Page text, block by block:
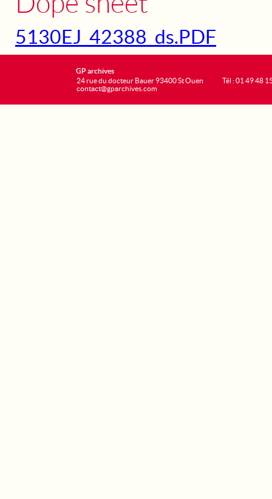
5130EJ_42388_ds.PDF
GP archives
24 rue du docteur Bauer 93400 St Ouen
contact@gparchives.com
Tél : 01 49 48